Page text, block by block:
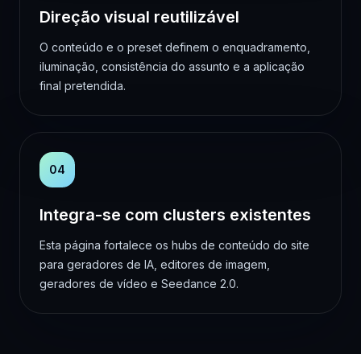
Direção visual reutilizável
O conteúdo e o preset definem o enquadramento,
iluminação, consistência do assunto e a aplicação
final pretendida.
04
Integra-se com clusters existentes
Esta página fortalece os hubs de conteúdo do site
para geradores de IA, editores de imagem,
geradores de vídeo e Seedance 2.0.